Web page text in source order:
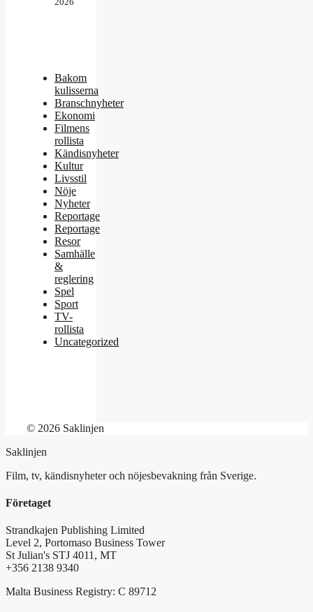
Bakom
kulisserna
Branschnyheter
Ekonomi
Filmens
rollista
Kändisnyheter
Kultur
Livsstil
Nöje
Nyheter
Reportage
Reportage
Resor
Samhälle
&
reglering
Spel
Sport
TV-
rollista
Uncategorized
© 2026 Saklinjen
Saklinjen
Film, tv, kändisnyheter och nöjesbevakning från Sverige.
Företaget
Strandkajen Publishing Limited
Level 2, Portomaso Business Tower
St Julian's STJ 4011, MT
+356 2138 9340
Malta Business Registry: C 89712